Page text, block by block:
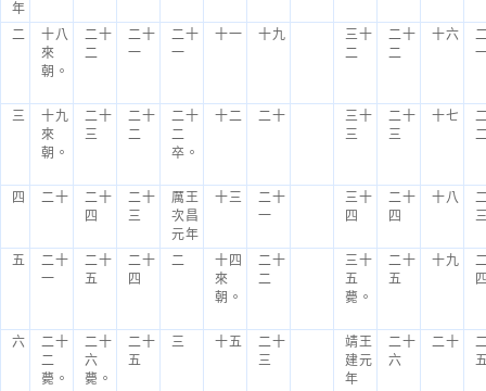
年
二
十八
來
朝。
二十
二
二十
一
二十
一
十一 十九
三十
二
二十
二
十六
三
十九
來
朝。
二十
三
二十
二
二十
二
卒。
十二 二十
三十
三
二十
三
十七
四 二十
二十
四
二十
三
厲王
次昌
元年
十三
二十
一
三十
四
二十
四
十八
五
二十
一
二十
五
二十
四
二
十四
來
朝。
二十
二
三十
五
薨。
二十
五
十九
六
二十
二
薨。
二十
六
薨。
二十
五
三 十五
二十
三
靖王
建元
年
二十
六
二十